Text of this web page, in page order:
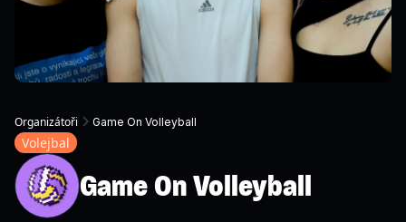
Organizátoři Game On Volleyball
Volejbal
Game On Volleyball